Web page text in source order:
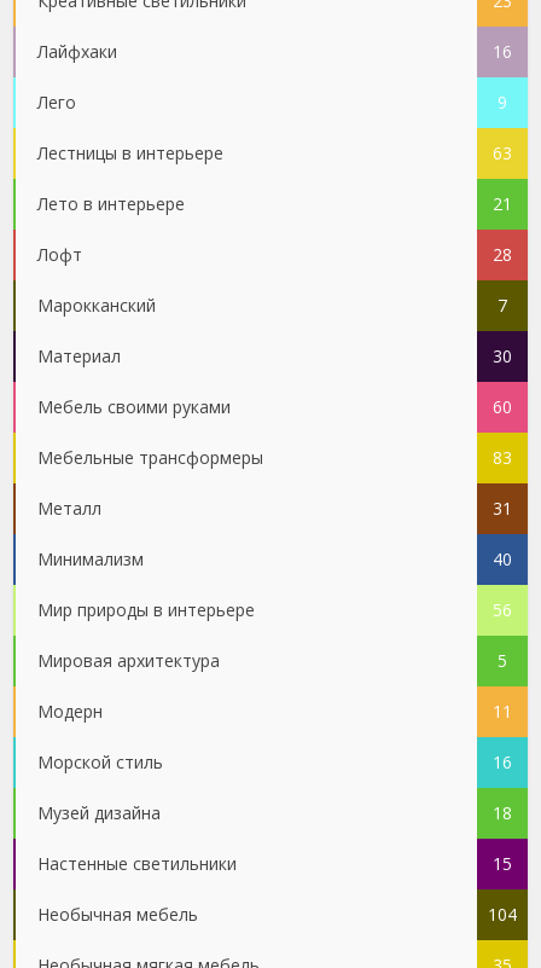
Лайфхаки 16
Лего 9
Лестницы в интерьере 63
Лето в интерьере 21
Лофт 28
Марокканский 7
Материал 30
Мебель своими руками 60
Мебельные трансформеры 83
Металл 31
Минимализм 40
Мир природы в интерьере 56
Мировая архитектура 5
Модерн 11
Морской стиль 16
Музей дизайна 18
Настенные светильники 15
Необычная мебель 104